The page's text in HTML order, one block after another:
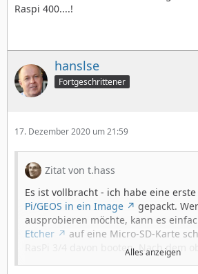
Raspi 400....!
hanslse
Fortgeschrittener
17. Dezember 2020 um 21:59
Zitat von t.hass
Es ist vollbracht - ich habe eine erste
Pi/GEOS in ein Image
gepackt.
ausprobieren möchte, kann es
Etcher
auf eine Micro-SD-Karte
RasPi 3/4 davon booten. Nach dem
Vergrößern der Partition sollte Euch
Alles anzeigen